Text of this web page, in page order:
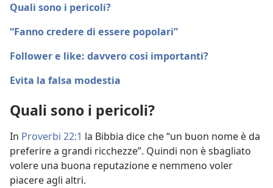
Quali sono i pericoli?
“Fanno credere di essere popolari”
Follower e like: davvero così importanti?
Evita la falsa modestia
Quali sono i pericoli?
In Proverbi 22:1 la Bibbia dice che “un buon nome è da
preferire a grandi ricchezze”. Quindi non è sbagliato
volere una buona reputazione e nemmeno voler
piacere agli altri.